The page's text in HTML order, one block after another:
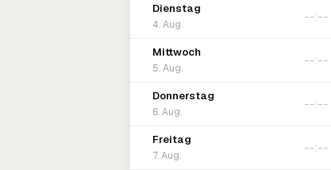
Dienstag
4. Aug.
Mittwoch
5. Aug.
Donnerstag
6. Aug.
Freitag
7. Aug.